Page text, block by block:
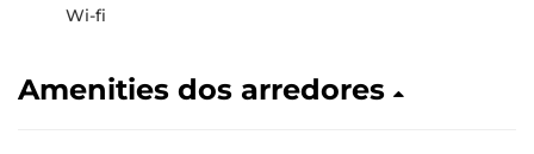
Wi-fi
Amenities dos arredores